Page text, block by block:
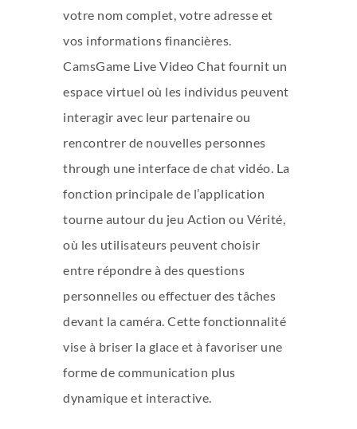
votre nom complet, votre adresse et
vos informations financières.
CamsGame Live Video Chat fournit un
espace virtuel où les individus peuvent
interagir avec leur partenaire ou
rencontrer de nouvelles personnes
through une interface de chat vidéo. La
fonction principale de l’application
tourne autour du jeu Action ou Vérité,
où les utilisateurs peuvent choisir
entre répondre à des questions
personnelles ou effectuer des tâches
devant la caméra. Cette fonctionnalité
vise à briser la glace et à favoriser une
forme de communication plus
dynamique et interactive.